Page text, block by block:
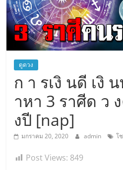
ดูดวง
ก า รเงิ นดี เงิ
าหา 3 ราศีด ว
งปี [nap]
มกราคม 20, 2020 admin โ
Post Views: 849